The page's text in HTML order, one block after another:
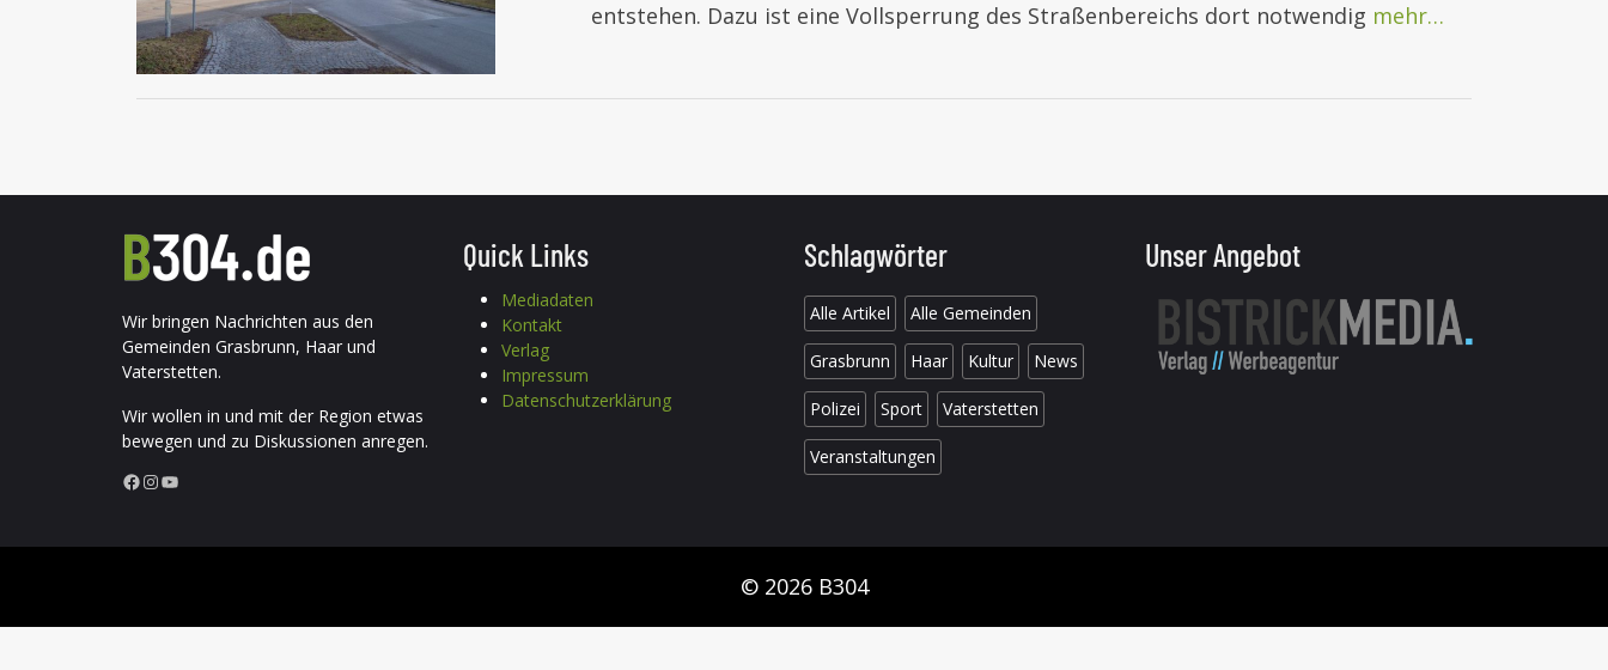
entstehen. Dazu ist eine Vollsperrung des Straßenbereichs dort notwendig mehr…
Wir bringen Nachrichten aus den
Gemeinden Grasbrunn, Haar und
Vaterstetten.
Wir wollen in und mit der Region etwas
bewegen und zu Diskussionen anregen.
Facebook InstagramYouTube
Quick Links
Mediadaten
Kontakt
Verlag
Impressum
Datenschutzerklärung
Schlagwörter
Alle Artikel Alle Gemeinden
Grasbrunn Haar Kultur News
Polizei Sport Vaterstetten
Veranstaltungen
Unser Angebot
© 2026 B304